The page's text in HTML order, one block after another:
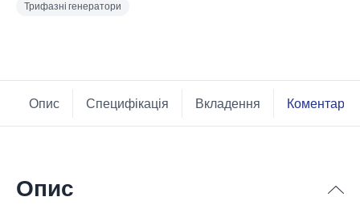
Трифазні генератори
Опис Специфікація Вкладення Коментарі
Опис